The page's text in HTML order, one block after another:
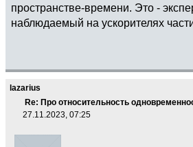
пространстве-времени. Это -
наблюдаемый на ускорителях
lazarius
Re: Про относительность
27.11.2023, 07:25